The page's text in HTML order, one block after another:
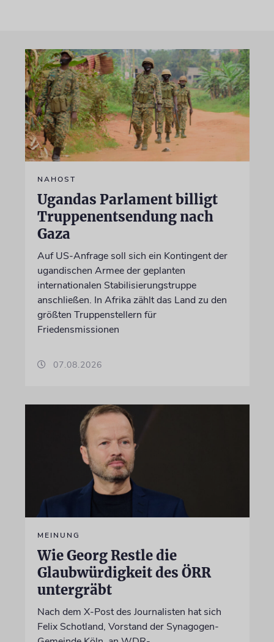
NAHOST
Ugandas Parlament billigt
Truppenentsendung nach
Gaza
Auf US-Anfrage soll sich ein Kontingent der
ugandischen Armee der geplanten
internationalen Stabilisierungstruppe
anschließen. In Afrika zählt das Land zu den
größten Truppenstellern für
Friedensmissionen
07.08.2026
MEINUNG
Wie Georg Restle die
Glaubwürdigkeit des ÖRR
untergräbt
Nach dem X-Post des Journalisten hat sich
Felix Schotland, Vorstand der Synagogen-